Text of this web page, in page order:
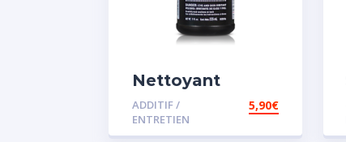
Nettoyant
radiateur
ADDITIF /
ENTRETIEN
5,90€